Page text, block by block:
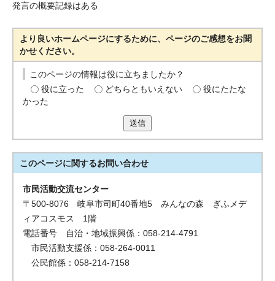
発言の概要記録はある
より良いホームページにするために、ページのご感想をお聞
かせください。
このページの情報は役に立ちましたか？
役に立った
どちらともいえない
役にたたな
かった
送信
このページに関するお問い合わせ
市民活動交流センター
〒500-8076 岐阜市司町40番地5 みんなの森 ぎふメデ
ィアコスモス 1階
電話番号 自治・地域振興係：058-214-4791
市民活動支援係：058-264-0011
公民館係：058-214-7158